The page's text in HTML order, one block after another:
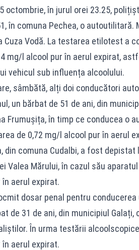
octombrie, în jurul orei 23.25,
în comuna Pechea, o autoutilitară.
Cuza Vodă. La testarea etilotest a
mg/l alcool pur în aerul expirat,
vehicul sub influența alcoolului.
sâmbătă, alți doi conducători
un bărbat de 51 de ani, din
Frumușița, în timp ce conducea o
de 0,72 mg/l alcool pur în aerul
din comuna Cudalbi, a fost
Valea Mărului, în cazul său
aerul expirat.
dosar penal pentru
de 31 de ani, din municipiul
În urma testării
aerul expirat.